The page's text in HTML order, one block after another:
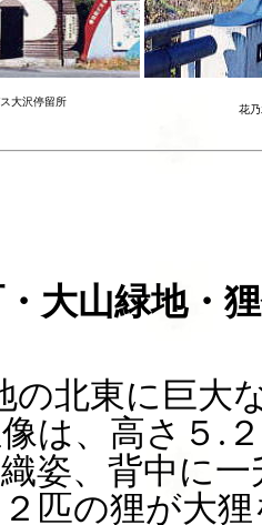
大沢停留所
花
大山緑地・
の北東に巨大
は、高さ５ .
姿、背中に
匹の狸が大